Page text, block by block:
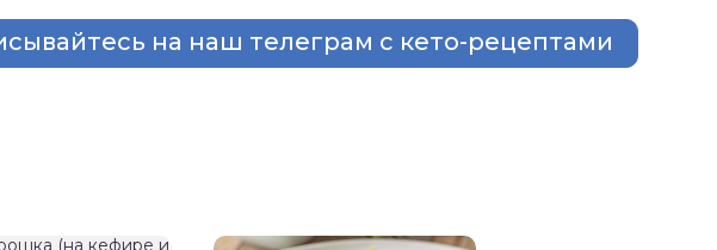
на наш телеграм с кето-рецептами